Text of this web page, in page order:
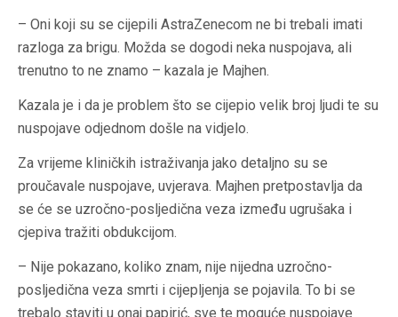
– Oni koji su se cijepili AstraZenecom ne bi trebali imati
razloga za brigu. Možda se dogodi neka nuspojava, ali
trenutno to ne znamo – kazala je Majhen.
Kazala je i da je problem što se cijepio velik broj ljudi te su
nuspojave odjednom došle na vidjelo.
Za vrijeme kliničkih istraživanja jako detaljno su se
proučavale nuspojave, uvjerava. Majhen pretpostavlja da
se će se uzročno-posljedična veza između ugrušaka i
cjepiva tražiti obdukcijom.
– Nije pokazano, koliko znam, nije nijedna uzročno-
posljedična veza smrti i cijepljenja se pojavila. To bi se
trebalo staviti u onaj papirić, sve te moguće nuspojave